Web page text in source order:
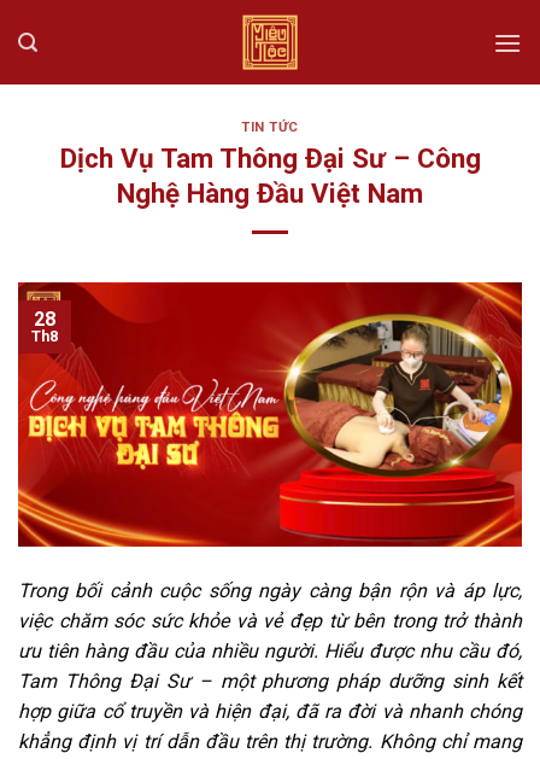
TIN TỨC
Dịch Vụ Tam Thông Đại Sư – Công
Nghệ Hàng Đầu Việt Nam
28
Th8
Trong bối cảnh cuộc sống ngày càng bận rộn và áp lực,
việc chăm sóc sức khỏe và vẻ đẹp từ bên trong trở thành
ưu tiên hàng đầu của nhiều người. Hiểu được nhu cầu đó,
Tam Thông Đại Sư – một phương pháp dưỡng sinh kết
hợp giữa cổ truyền và hiện đại, đã ra đời và nhanh chóng
khẳng định vị trí dẫn đầu trên thị trường. Không chỉ mang